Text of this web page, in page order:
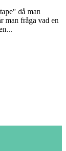
då man
man fråga vad en